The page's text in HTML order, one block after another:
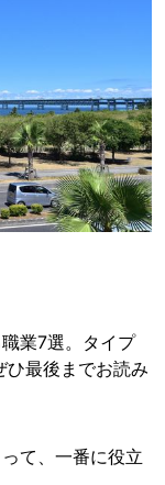
業7選。タイプ
ひ最後までお読み
て、一番に役立